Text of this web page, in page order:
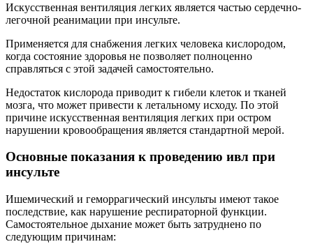
Искусственная вентиляция легких является частью сердечно-
легочной реанимации при инсульте.
Применяется для снабжения легких человека кислородом,
когда состояние здоровья не позволяет полноценно
справляться с этой задачей самостоятельно.
Недостаток кислорода приводит к гибели клеток и тканей
мозга, что может привести к летальному исходу. По этой
причине искусственная вентиляция легких при остром
нарушении кровообращения является стандартной мерой.
Основные показания к проведению ивл при
инсульте
Ишемический и геморрагический инсульты имеют такое
последствие, как нарушение респираторной функции.
Самостоятельное дыхание может быть затруднено по
следующим причинам: